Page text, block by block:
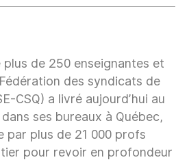
de 250 enseignantes et
des syndicats de
CSQ) a livré aujourd’hui au
ses bureaux à Québec,
par plus de 21 000 profs
pour revoir en profondeur